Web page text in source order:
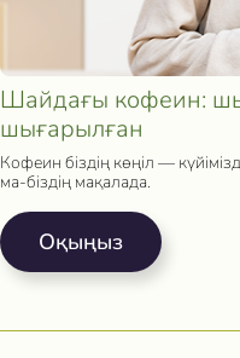
Шайдағы кофеин:
шығарылған
Кофеин біздің көңіл —
ма-біздің мақалада.
Oқыңыз